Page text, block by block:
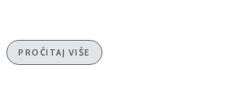
PROČITAJ VIŠE